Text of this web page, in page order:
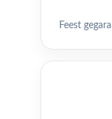
Feest